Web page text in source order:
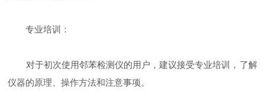
专业培训：
对于初次使用邻苯检测仪的用户，建议接受专业培训，了解
仪器的原理、操作方法和注意事项。